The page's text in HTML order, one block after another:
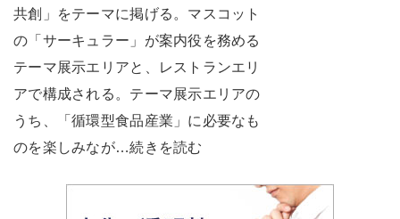
共創」をテーマに掲げる。マスコット
の「サーキュラー」が案内役を務める
テーマ展示エリアと、レストランエリ
アで構成される。テーマ展示エリアの
うち、「循環型食品産業」に必要なも
のを楽しみなが…続きを読む